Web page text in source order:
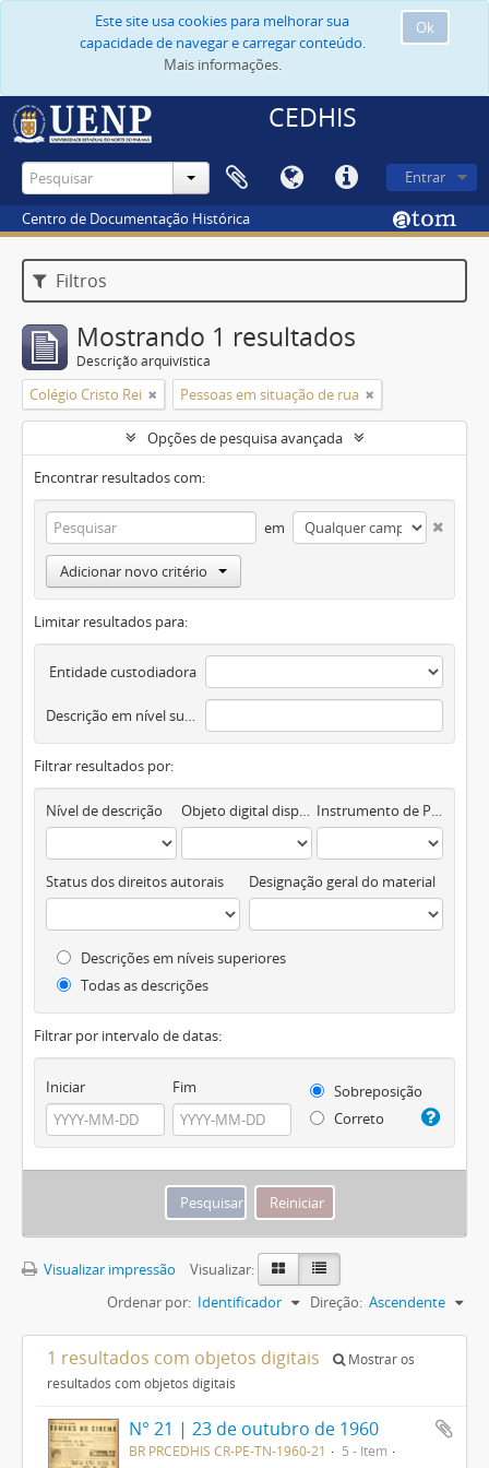
Ok
Este site usa cookies para melhorar sua
capacidade de navegar e carregar conteúdo.
Mais informações.
CEDHIS
Entrar
Centro de Documentação Histórica
Filtros
Mostrando 1 resultados
Descrição arquivística
Colégio Cristo Rei Pessoas em situação de rua
Opções de pesquisa avançada
Encontrar resultados com:
em
Adicionar novo critério
Limitar resultados para:
Entidade custodiadora
Descrição em nível superior
Filtrar resultados por:
Nível de descrição Objeto digital disponível Instrumento de Pesquisa
Status dos direitos autorais Designação geral do material
Descrições em níveis superiores
Todas as descrições
Filtrar por intervalo de datas:
Iniciar Fim
Sobreposição
Correto
Visualizar impressão
Visualizar:
Ordenar por: Identificador Direção: Ascendente
1 resultados com objetos digitais
Mostrar os
resultados com objetos digitais
N° 21 | 23 de outubro de 1960
BR PRCEDHIS CR-PE-TN-1960-21
5 - Item